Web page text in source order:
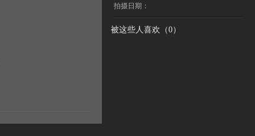
拍摄日期：
被这些人喜欢（0）